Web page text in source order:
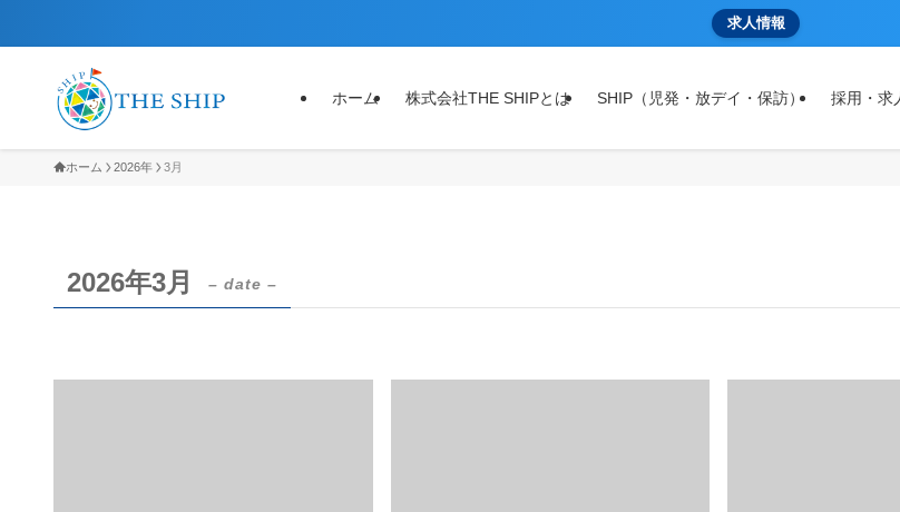
求人情報
ホーム 株式会社THE SHIPとは SHIP（児発・放デイ・保訪） 採用・求
ホーム 2026年 3月
2026年3月 – date –